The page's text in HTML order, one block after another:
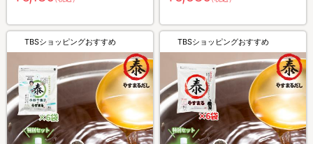
TBSショッピングおすすめ TBSショッピングおすすめ